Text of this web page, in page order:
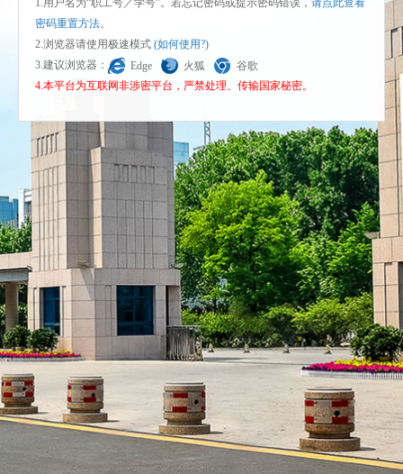
1.用户名为“职工号／学号”。若忘记密码或提示密码错误， 请点此查看
密码重置方法。
2.浏览器请使用极速模式 (如何使用?)
3.建议浏览器：
Edge 火狐
谷歌
4.本平台为互联网非涉密平台，严禁处理、传输国家秘密。